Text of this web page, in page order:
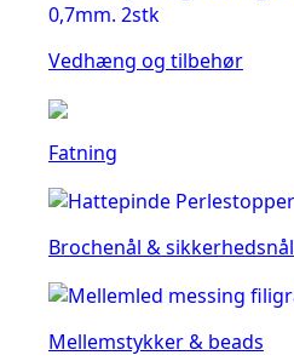
Vedhæng og tilbehør
Fatning
Brochenål & sikkerhedsnål
Mellemstykker & beads